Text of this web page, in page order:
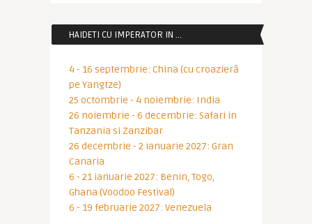
HAIDETI CU IMPERATOR IN …
4 - 16 septembrie: China (cu croazieră
pe Yangtze)
25 octombrie - 4 noiembrie: India
26 noiembrie - 6 decembrie: Safari in
Tanzania si Zanzibar
26 decembrie - 2 ianuarie 2027: Gran
Canaria
6 - 21 ianuarie 2027: Benin, Togo,
Ghana (Voodoo Festival)
6 - 19 februarie 2027: Venezuela